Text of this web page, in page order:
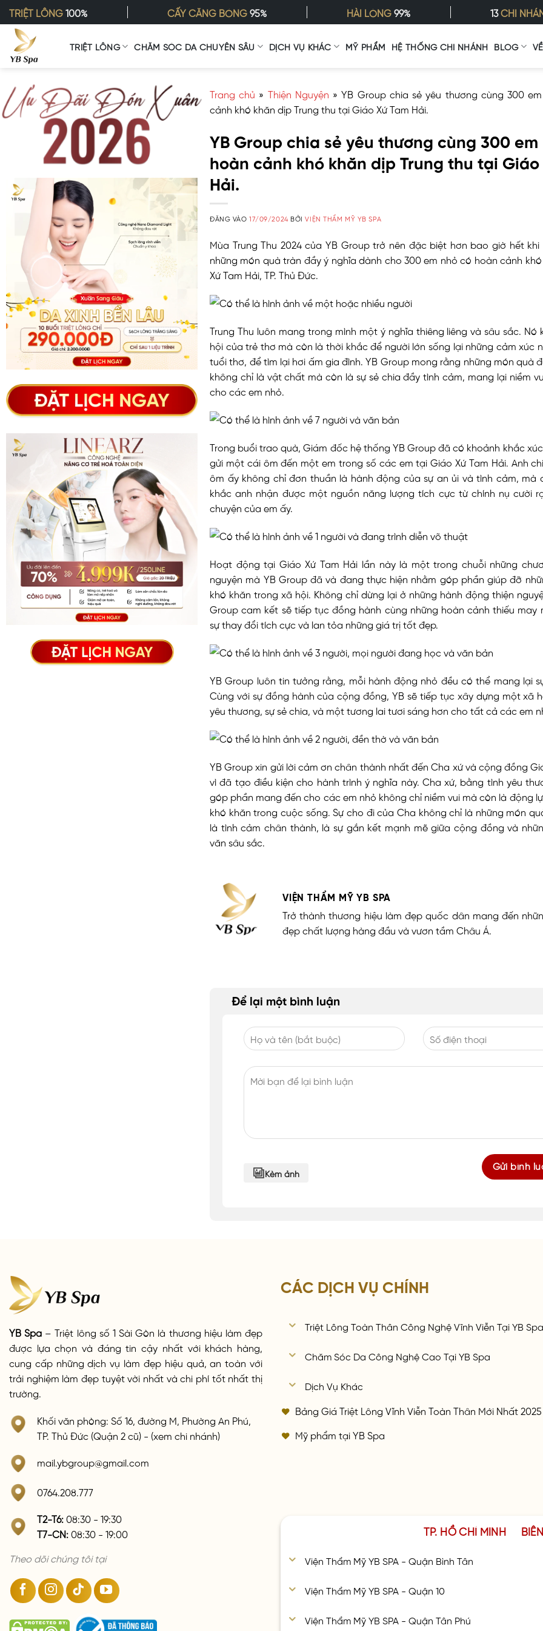
dung
TRIỆT LÔNG 100% CẤY CĂNG BÓNG 95% HÀI LÒNG99% 13CHI
TRIỆT LÔNG CHĂM SÓC DA CHUYÊN SÂU DỊCH VỤ KHÁC MỸ PHẨM HỆ THỐNG CHI NHÁNH BLOG
Trang chủ » Thiện Nguyện »YB Group chia sẻ yêu thương cùng 300
cảnh khó khăn dịp Trung thu tại Giáo Xứ Tam Hải.
YB Group chia sẻ yêu thương cùng 300 em
hoàn cảnh khó khăn dịp Trung thu tại Giáo
Hải.
ĐĂNG VÀO17/09/2024 BỞIVIỆN THẨM MỸ YB SPA
Mùa Trung Thu 2024 của YB Group trở nên đặc biệt hơn bao giờ hết
những món quà tràn đầy ý nghĩa dành cho 300 em nhỏ có hoàn cảnh
Xứ Tam Hải, TP. Thủ Đức.
Trung Thu luôn mang trong mình một ý nghĩa thiêng liêng và sâu sắc. Nó
hội của trẻ thơ mà còn là thời khắc để người lớn sống lại những cảm xúc
tuổi thơ, để tìm lại hơi ấm gia đình. YB Group mong rằng những món quà
không chỉ là vật chất mà còn là sự sẻ chia đầy tình cảm, mang lại niềm
cho các em nhỏ.
Trong buổi trao quà, Giám đốc hệ thống YB Group đã có khoảnh khắc
gửi một cái ôm đến một em trong số các em tại Giáo Xứ Tam Hải. Anh
ôm ấy không chỉ đơn thuần là hành động của sự an ủi và tình cảm, mà
khắc anh nhận được một nguồn năng lượng tích cực từ chính nụ cười
chuyện của em ấy.
Hoạt động tại Giáo Xứ Tam Hải lần này là một trong chuỗi những
nguyện mà YB Group đã và đang thực hiện nhằm góp phần giúp đỡ
khó khăn trong xã hội. Không chỉ dừng lại ở những hành động thiện
Group cam kết sẽ tiếp tục đồng hành cùng những hoàn cảnh thiếu may
sự thay đổi tích cực và lan tỏa những giá trị tốt đẹp.
YB Group luôn tin tưởng rằng, mỗi hành động nhỏ đều có thể mang lại
Cùng với sự đồng hành của cộng đồng, YB sẽ tiếp tục xây dựng một xã
yêu thương, sự sẻ chia, và một tương lai tươi sáng hơn cho tất cả các em
YB Group xin gửi lời cảm ơn chân thành nhất đến Cha xứ và cộng đồng
vì đã tạo điều kiện cho hành trình ý nghĩa này. Cha xứ, bằng tình yêu
góp phần mang đến cho các em nhỏ không chỉ niềm vui mà còn là động
khó khăn trong cuộc sống. Sự cho đi của Cha không chỉ là những món
là tình cảm chân thành, là sự gắn kết mạnh mẽ giữa cộng đồng và
văn sâu sắc.
VIỆN THẨM MỸ YB SPA
Trở thành thương hiệu làm đẹp quốc dân mang đến
đẹp chất lượng hàng đầu và vươn tầm Châu Á.
Để lại một bình luận
Kèm ảnh
YB Spa – Triệt lông số 1 Sài Gòn là thương hiệu làm đẹp
được lựa chọn và đáng tin cậy nhất với khách hàng,
cung cấp những dịch vụ làm đẹp hiệu quả, an toàn với
trải nghiệm làm đẹp tuyệt vời nhất và chi phí tốt nhất thị
trường.
Khối văn phòng: Số 16, đường M, Phường An Phú,
TP. Thủ Đức (Quận 2 cũ) - (xem chi nhánh)
mail.ybgroup@gmail.com
0764.208.777
T2-T6: 08:30 - 19:30
T7-CN: 08:30 - 19:00
Theo dõi chúng tôi tại
CÁC DỊCH VỤ CHÍNH
Triệt Lông Toàn Thân Công Nghệ Vĩnh Viễn Tại YB Spa
Chăm Sóc Da Công Nghệ Cao Tại YB Spa
Dịch Vụ Khác
Bảng Giá Triệt Lông Vĩnh Viễn Toàn Thân Mới Nhất 2025
Mỹ phẩm tại YB Spa
TP. HỒ CHÍ MINH
Viện Thẩm Mỹ YB SPA - Quận Bình Tân
Viện Thẩm Mỹ YB SPA - Quận 10
Viện Thẩm Mỹ YB SPA - Quận Tân Phú